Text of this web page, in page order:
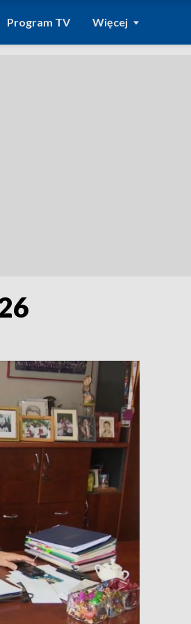
Program TV Więcej